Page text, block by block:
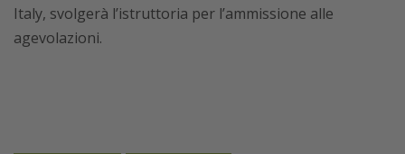
Italy, svolgerà l’istruttoria per l’ammissione alle
agevolazioni.